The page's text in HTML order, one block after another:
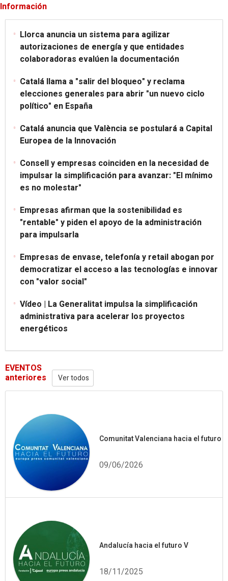
Información
Llorca anuncia un sistema para agilizar
autorizaciones de energía y que entidades
colaboradoras evalúen la documentación
Catalá llama a "salir del bloqueo" y reclama
elecciones generales para abrir "un nuevo ciclo
político" en España
Catalá anuncia que València se postulará a Capital
Europea de la Innovación
Consell y empresas coinciden en la necesidad de
impulsar la simplificación para avanzar: "El mínimo
es no molestar"
Empresas afirman que la sostenibilidad es
"rentable" y piden el apoyo de la administración
para impulsarla
Empresas de envase, telefonía y retail abogan por
democratizar el acceso a las tecnologías e innovar
con "valor social"
Vídeo | La Generalitat impulsa la simplificación
administrativa para acelerar los proyectos
energéticos
EVENTOS
anteriores Ver todos
Comunitat Valenciana hacia el futuro
09/06/2026
Andalucía hacia el futuro V
18/11/2025